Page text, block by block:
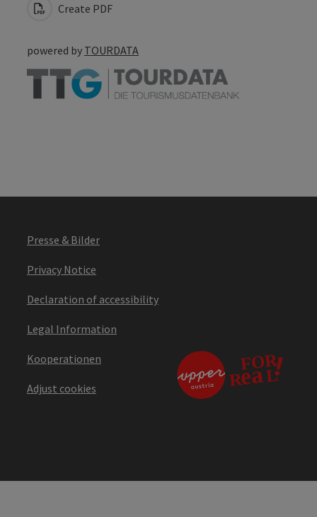
Create PDF
powered by TOURDATA
Presse & Bilder
Privacy Notice
Declaration of accessibility
Legal Information
Kooperationen
Adjust cookies